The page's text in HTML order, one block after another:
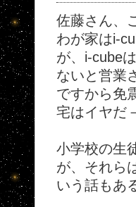
佐藤さん、
わが家はi-
が、i-cube
ないと営業
ですから免
宅はイヤだ
小学校の生
が、それら
いう話もあ